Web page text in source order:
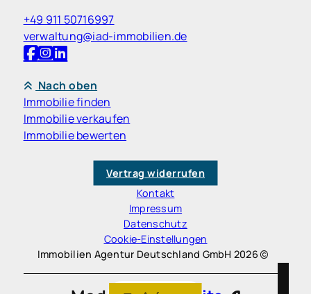
+49 911 50716997
verwaltung@iad-immobilien.de
Nach oben
Immobilie finden
Immobilie verkaufen
Immobilie bewerten
Vertrag widerrufen
Kontakt
Impressum
Datenschutz
Cookie-Einstellungen
Immobilien Agentur Deutschland GmbH 2026